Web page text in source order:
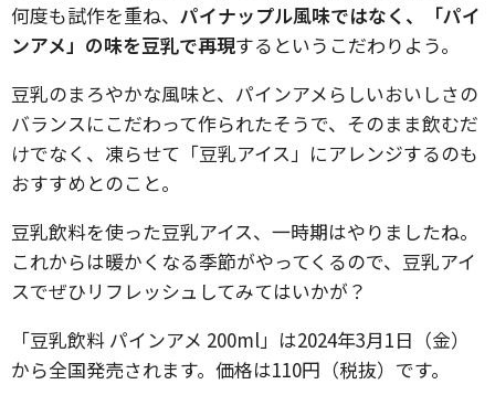
何度も試作を重ね、 パイナップル風味ではなく、「パイ
ンアメ」の味を豆乳で再現するというこだわりよう。
豆乳のまろやかな風味と、パインアメらしいおいしさの
バランスにこだわって作られたそうで、そのまま飲むだ
けでなく、凍らせて「豆乳アイス」にアレンジするのも
おすすめとのこと。
豆乳飲料を使った豆乳アイス、一時期はやりましたね。
これからは暖かくなる季節がやってくるので、豆乳アイ
スでぜひリフレッシュしてみてはいかが？
「豆乳飲料 パインアメ 200ml」は2024年3月1日（金）
から全国発売されます。価格は110円（税抜）です。